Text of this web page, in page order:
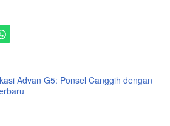
Advan G5: Ponsel Canggih dengan